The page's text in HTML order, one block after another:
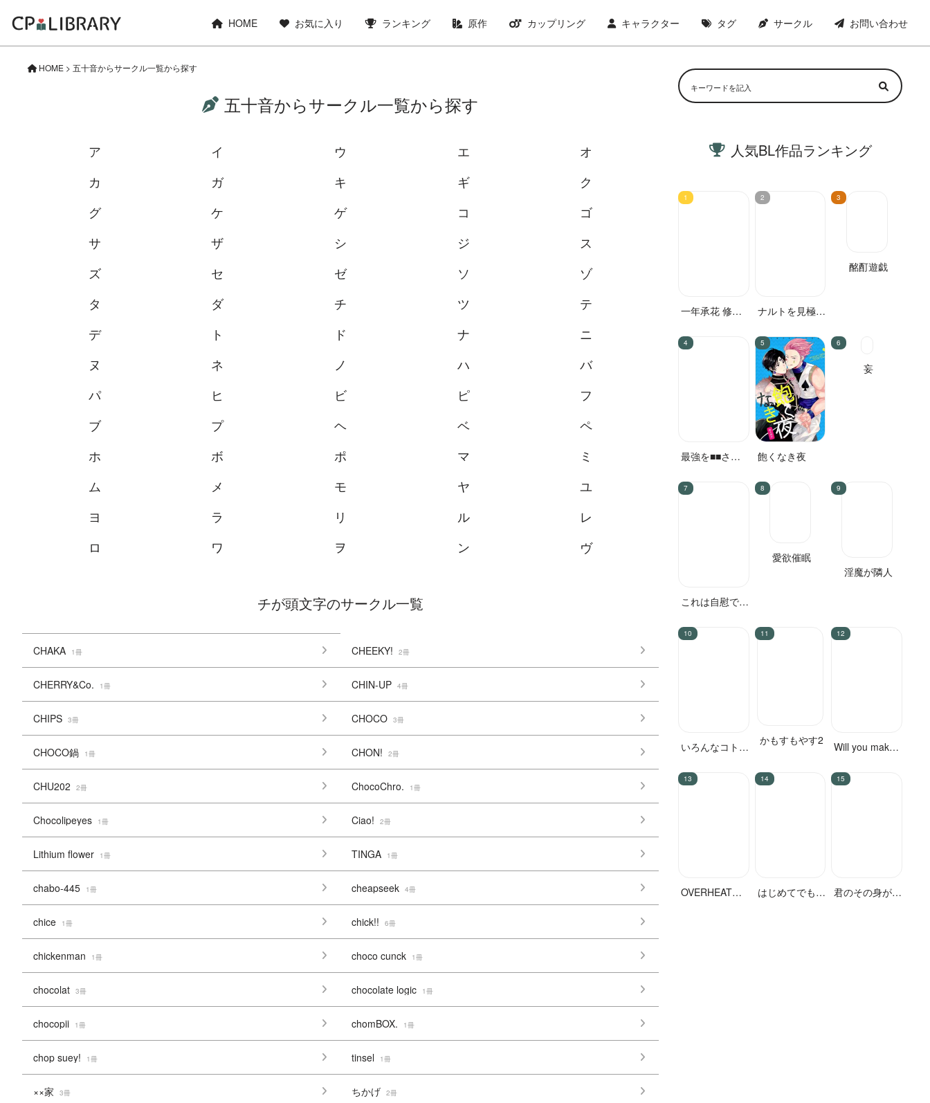
HOME お気に入り ランキング 原作 カップリング キャラクター タグ サークル お問い合わせ
HOME > 五十音からサークル一覧から探す
五十音からサークル一覧から探す
ア イ ウ エ
オ
カ
ガ キ ギ
ク
グ
ケ ゲ コ
ゴ
サ
ザ シ ジ
ス
ズ
セ ゼ ソ
ゾ
タ
ダ チ ツ
テ
デ
ト ド ナ
ニ
ヌ
ネ ノ ハ
バ
パ
ヒ ビ ピ
フ
ブ
プ ヘ ベ
ペ
ホ
ボ ポ マ
ミ
ム
メ モ ヤ
ユ
ヨ
ラ リ ル
レ
ロ
ワ ヲ ン ヴ
チが頭文字のサークル一覧
CHAKA 1冊 CHEEKY! 2冊
CHERRY&Co. 1冊 CHIN-UP 4冊
CHIPS 3冊 CHOCO 3冊
CHOCO鍋 1冊 CHON! 2冊
CHU202 2冊 ChocoChro. 1冊
Chocolipeyes 1冊 Ciao! 2冊
Lithium flower 1冊 TINGA 1冊
chabo-445 1冊 cheapseek 4冊
chice 1冊 chick!! 6冊
chickenman 1冊 choco cunck 1冊
chocolat 3冊 chocolate logic 1冊
chocopii 1冊 chomBOX. 1冊
chop suey! 1冊 tinsel 1冊
××家 3冊 ちかげ 2冊
人気BL作品ランキング
一年承花 修学
イド
ナルトを見極め
す!
酩酊遊戯
最強を■■させ
飽くなき夜
妄
これは自慰であ
愛欲催眠
淫魔が隣人
いろんなコト、
かもすもやす2
Will you make
OVERHEAT
はじめてでもい
君のその身が朽